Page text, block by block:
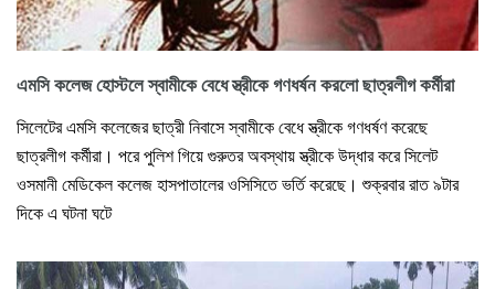
এমসি কলেজ হোস্টলে স্বামীকে বেধে স্ত্রীকে গণধর্ষন করলো ছাত্রলীগ কর্মীরা
সিলেটের এমসি কলেজের ছাত্রী নিবাসে স্বামীকে বেধে স্ত্রীকে গণধর্ষণ করেছে
ছাত্রলীগ কর্মীরা। পরে পুলিশ গিয়ে গুরুতর অবস্থায় স্ত্রীকে উদ্ধার করে সিলেট
ওসমানী মেডিকেল কলেজ হাসপাতালের ওসিসিতে ভর্তি করেছে। শুক্রবার রাত ৯টার
দিকে এ ঘটনা ঘটে